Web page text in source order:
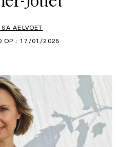
AELVOET
OP : 17/01/2025